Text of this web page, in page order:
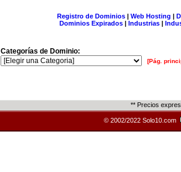
Registro de Dominios| Web Hosting |
Dominios Expirados | Industrias |
Categorías de Dominio:
[Pág.
** Precios
© 2002/2022 Solo10.com